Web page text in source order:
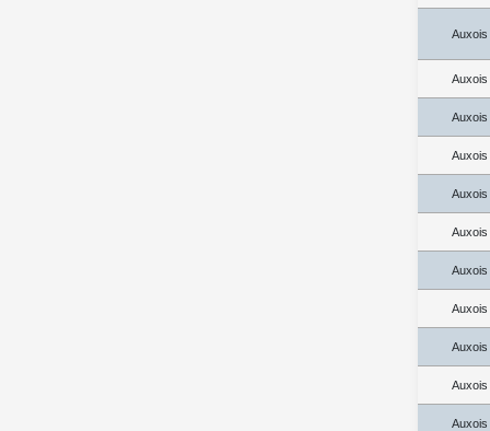
Auxois
Auxois
Auxois
Auxois
Auxois
Auxois
Auxois
Auxois
Auxois
Auxois
Auxois